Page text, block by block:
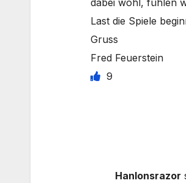
dabei wohl, fühlen
Last die Spiele
Gruss
Fred Feuerstein
9
Hanlonsrazor